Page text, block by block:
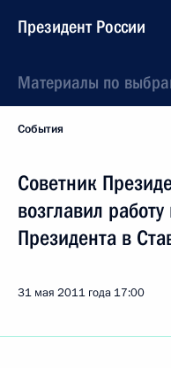
Президент России
Материалы по
События
Советник
возглавил
Президента в
31 мая 2011 года 17:00